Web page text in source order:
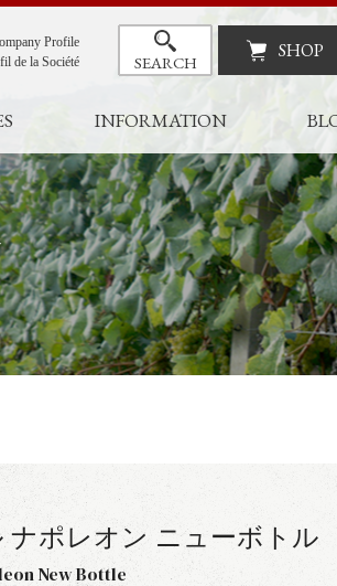
Profile
de la Société SEARCH SHOP
INFORMATION
ナポレオン ニューボトル
New Bottle